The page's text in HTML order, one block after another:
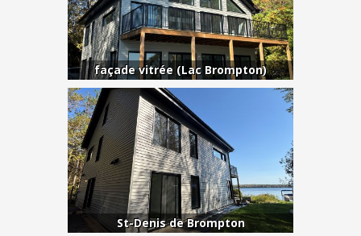
façade vitrée (Lac Brompton)
St-Denis de Brompton